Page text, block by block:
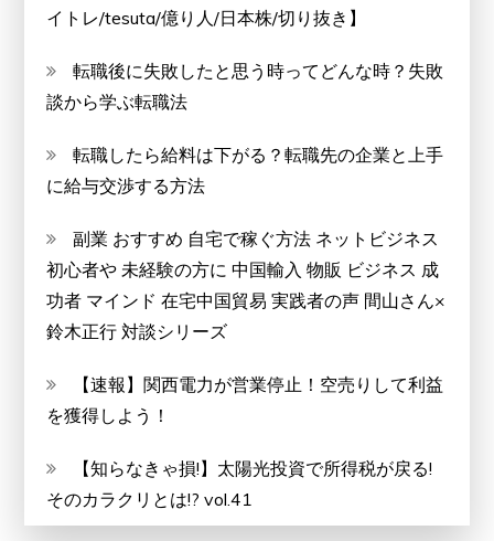
イトレ/tesuta/億り人/日本株/切り抜き】
転職後に失敗したと思う時ってどんな時？失敗
談から学ぶ転職法
転職したら給料は下がる？転職先の企業と上手
に給与交渉する方法
副業 おすすめ 自宅で稼ぐ方法 ネットビジネス
初心者や 未経験の方に 中国輸入 物販 ビジネス 成
功者 マインド 在宅中国貿易 実践者の声 間山さん×
鈴木正行 対談シリーズ
【速報】関西電力が営業停止！空売りして利益
を獲得しよう！
【知らなきゃ損!】太陽光投資で所得税が戻る!
そのカラクリとは!? vol.41